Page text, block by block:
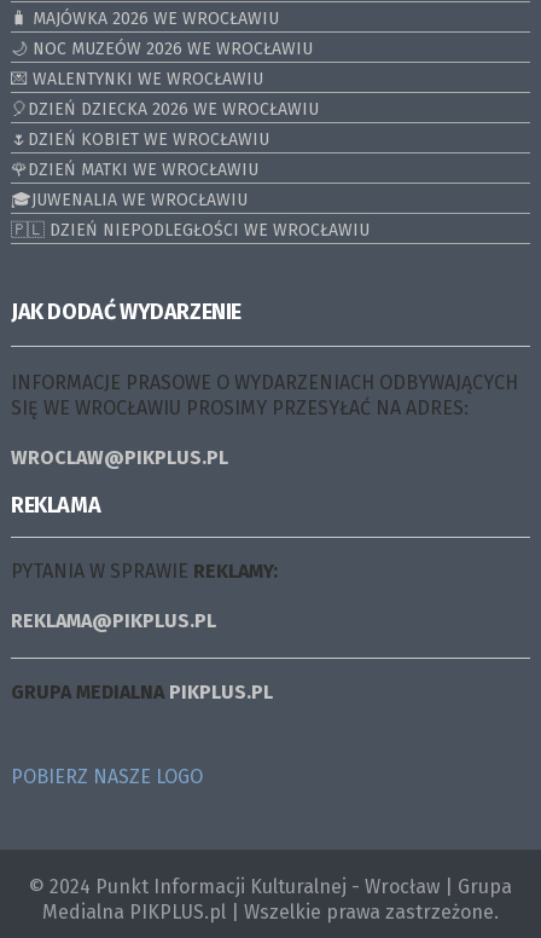
🧳 MAJÓWKA 2026 WE WROCŁAWIU
🌙 NOC MUZEÓW 2026 WE WROCŁAWIU
💌 WALENTYNKI WE WROCŁAWIU
🎈DZIEŃ DZIECKA 2026 WE WROCŁAWIU
🌷DZIEŃ KOBIET WE WROCŁAWIU
🌹DZIEŃ MATKI WE WROCŁAWIU
🎓JUWENALIA WE WROCŁAWIU
🇵🇱 DZIEŃ NIEPODLEGŁOŚCI WE WROCŁAWIU
JAK DODAĆ WYDARZENIE
INFORMACJE PRASOWE O WYDARZENIACH ODBYWAJĄCYCH
SIĘ WE WROCŁAWIU PROSIMY PRZESYŁAĆ NA ADRES:
WROCLAW@PIKPLUS.PL
REKLAMA
PYTANIA W SPRAWIE REKLAMY:
REKLAMA@PIKPLUS.PL
GRUPA MEDIALNA PIKPLUS.PL
POBIERZ NASZE LOGO
© 2024 Punkt Informacji Kulturalnej - Wrocław | Grupa
Medialna PIKPLUS.pl | Wszelkie prawa zastrzeżone.